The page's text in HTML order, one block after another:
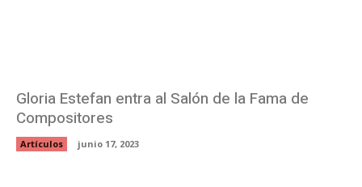
Gloria Estefan entra al Salón de la Fama de
Compositores
Artículos junio 17, 2023